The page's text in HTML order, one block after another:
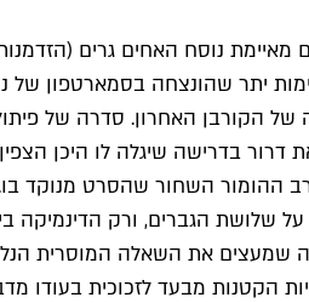
מאיימת נוסח האחים גרים
יתר שהונצחה בסמארטפון של
הקורבן האחרון. סדרה של
את דרור בדרישה שיגלה לו
ההומור השחור שהסרט מנוקד
הגברים, ורק הדינמיקה
את השאלה המוסרית
מבעד לזכוכית בעודו